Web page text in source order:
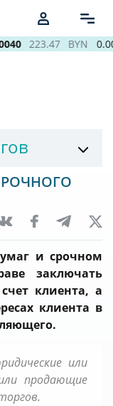
223.47 BYN
и срочном
заключать
клиента, а
клиента в
или
продающие